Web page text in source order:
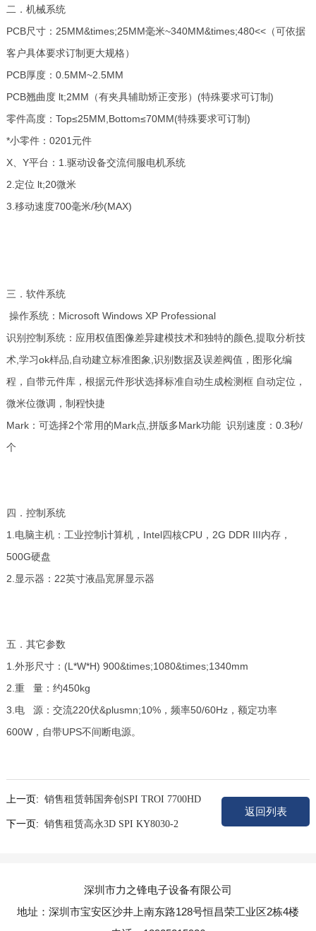
二．机械系统
PCB尺寸：25MM&times;25MM毫米~340MM&times;480<<（可依据
客户具体要求订制更大规格）
PCB厚度：0.5MM~2.5MM
PCB翘曲度 lt;2MM（有夹具辅助矫正变形）(特殊要求可订制)
零件高度：Top≤25MM,Bottom≤70MM(特殊要求可订制)
*小零件：0201元件
X、Y平台：1.驱动设备交流伺服电机系统
2.定位 lt;20微米
3.移动速度700毫米/秒(MAX)
三．软件系统
操作系统：Microsoft Windows XP Professional
识别控制系统：应用权值图像差异建模技术和独特的颜色,提取分析技
术,学习ok样品,自动建立标准图象,识别数据及误差阀值，图形化编
程，自带元件库，根据元件形状选择标准自动生成检测框 自动定位，
微米位微调，制程快捷
Mark：可选择2个常用的Mark点,拼版多Mark功能 识别速度：0.3秒/
个
四．控制系统
1.电脑主机：工业控制计算机，Intel四核CPU，2G DDR III内存，
500G硬盘
2.显示器：22英寸液晶宽屏显示器
五．其它参数
1.外形尺寸：(L*W*H) 900&times;1080&times;1340mm
2.重 量：约450kg
3.电 源：交流220伏&plusmn;10%，频率50/60Hz，额定功率
600W，自带UPS不间断电源。
返回列表
上一页: 销售租赁韩国奔创SPI TROI 7700HD
下一页: 销售租赁高永3D SPI KY8030-2
深圳市力之锋电子设备有限公司
地址：深圳市宝安区沙井上南东路128号恒昌荣工业区2栋4楼